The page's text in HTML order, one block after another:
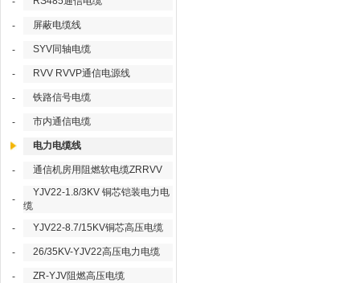
- 屏蔽电缆线
- SYV同轴电缆
- RVV RVVP通信电源线
- 铁路信号电缆
- 市内通信电缆
电力电缆线
- 通信机房用阻燃软电缆ZRRVV
-
YJV22-1.8/3KV 铜芯铠装电力电
缆
-
YJV22-8.7/15KV铜芯高压电缆
- 26/35KV-YJV22高压电力电缆
- ZR-YJV阻燃高压电缆